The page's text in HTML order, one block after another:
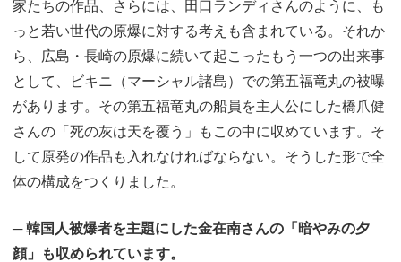
家たちの作品、さらには、田口ランディさんのように、も
っと若い世代の原爆に対する考えも含まれている。それか
ら、広島・長崎の原爆に続いて起こったもう一つの出来事
として、ビキニ（マーシャル諸島）での第五福竜丸の被曝
があります。その第五福竜丸の船員を主人公にした橋爪健
さんの「死の灰は天を覆う」もこの中に収めています。そ
して原発の作品も入れなければならない。そうした形で全
体の構成をつくりました。
─ 韓国人被爆者を主題にした金在南さんの「暗やみの夕
顔」も収められています。